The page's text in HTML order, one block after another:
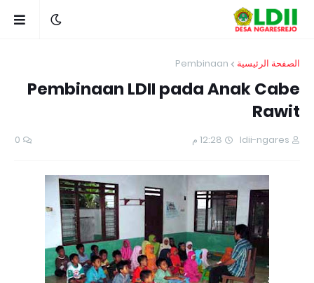
الصفحة الرئيسية Pembinaan
Pembinaan LDII pada Anak Cabe
Rawit
ldii-ngares 12:28 م 0